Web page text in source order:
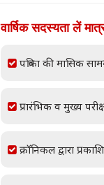
वार्षिक सदस्यता लें
पत्रिका की मासिक
प्रारंभिक व मुख्य
क्रॉनिकल द्वारा